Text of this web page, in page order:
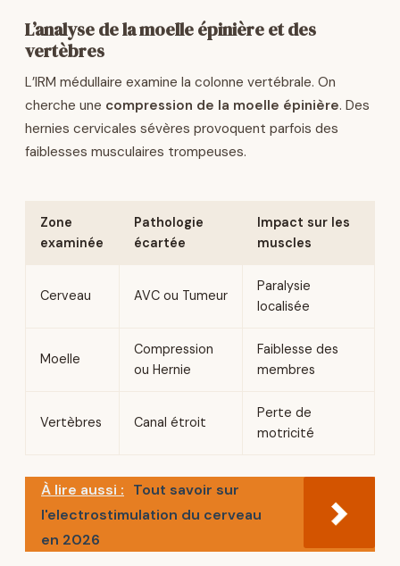
L’analyse de la moelle épinière et des
vertèbres
L’IRM médullaire examine la colonne vertébrale. On
cherche une compression de la moelle épinière. Des
hernies cervicales sévères provoquent parfois des
faiblesses musculaires trompeuses.
Zone
examinée
Pathologie
écartée
Impact sur les
muscles
Cerveau AVC ou Tumeur
Paralysie
localisée
Moelle
Compression
ou Hernie
Faiblesse des
membres
Vertèbres Canal étroit
Perte de
motricité
À lire aussi : Tout savoir sur
l'electrostimulation du cerveau
en 2026